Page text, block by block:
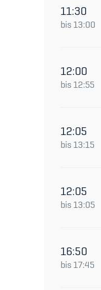
11:30
bis 13:00
12:00
bis 12:55
12:05
bis 13:15
12:05
bis 13:05
16:50
bis 17:45